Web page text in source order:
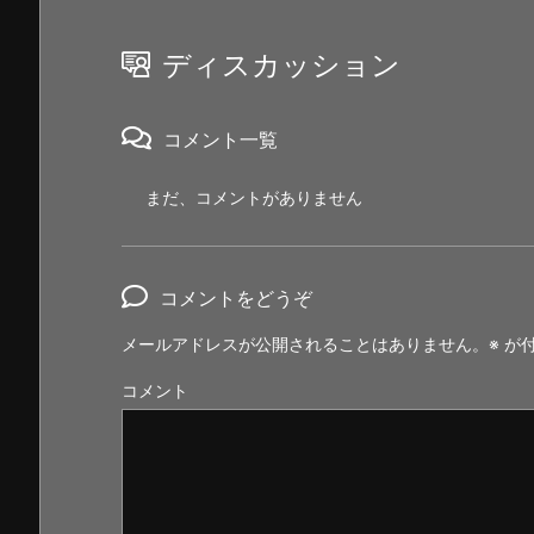
ディスカッション
コメント一覧
まだ、コメントがありません
コメントをどうぞ
メールアドレスが公開されることはありません。 ※ が
コメント